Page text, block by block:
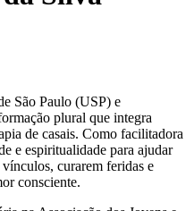
São Paulo (USP) e
plural que integra
de casais. Como facilitadora
e espiritualidade para ajudar
curarem feridas e
consciente.